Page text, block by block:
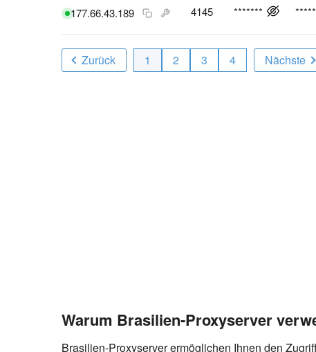
177.66.43.189 4145 *******
Zurück 1 2 3 4 Nächste
Warum Brasilien-Proxyserver
Brasilien-Proxyserver ermöglichen Ihnen den